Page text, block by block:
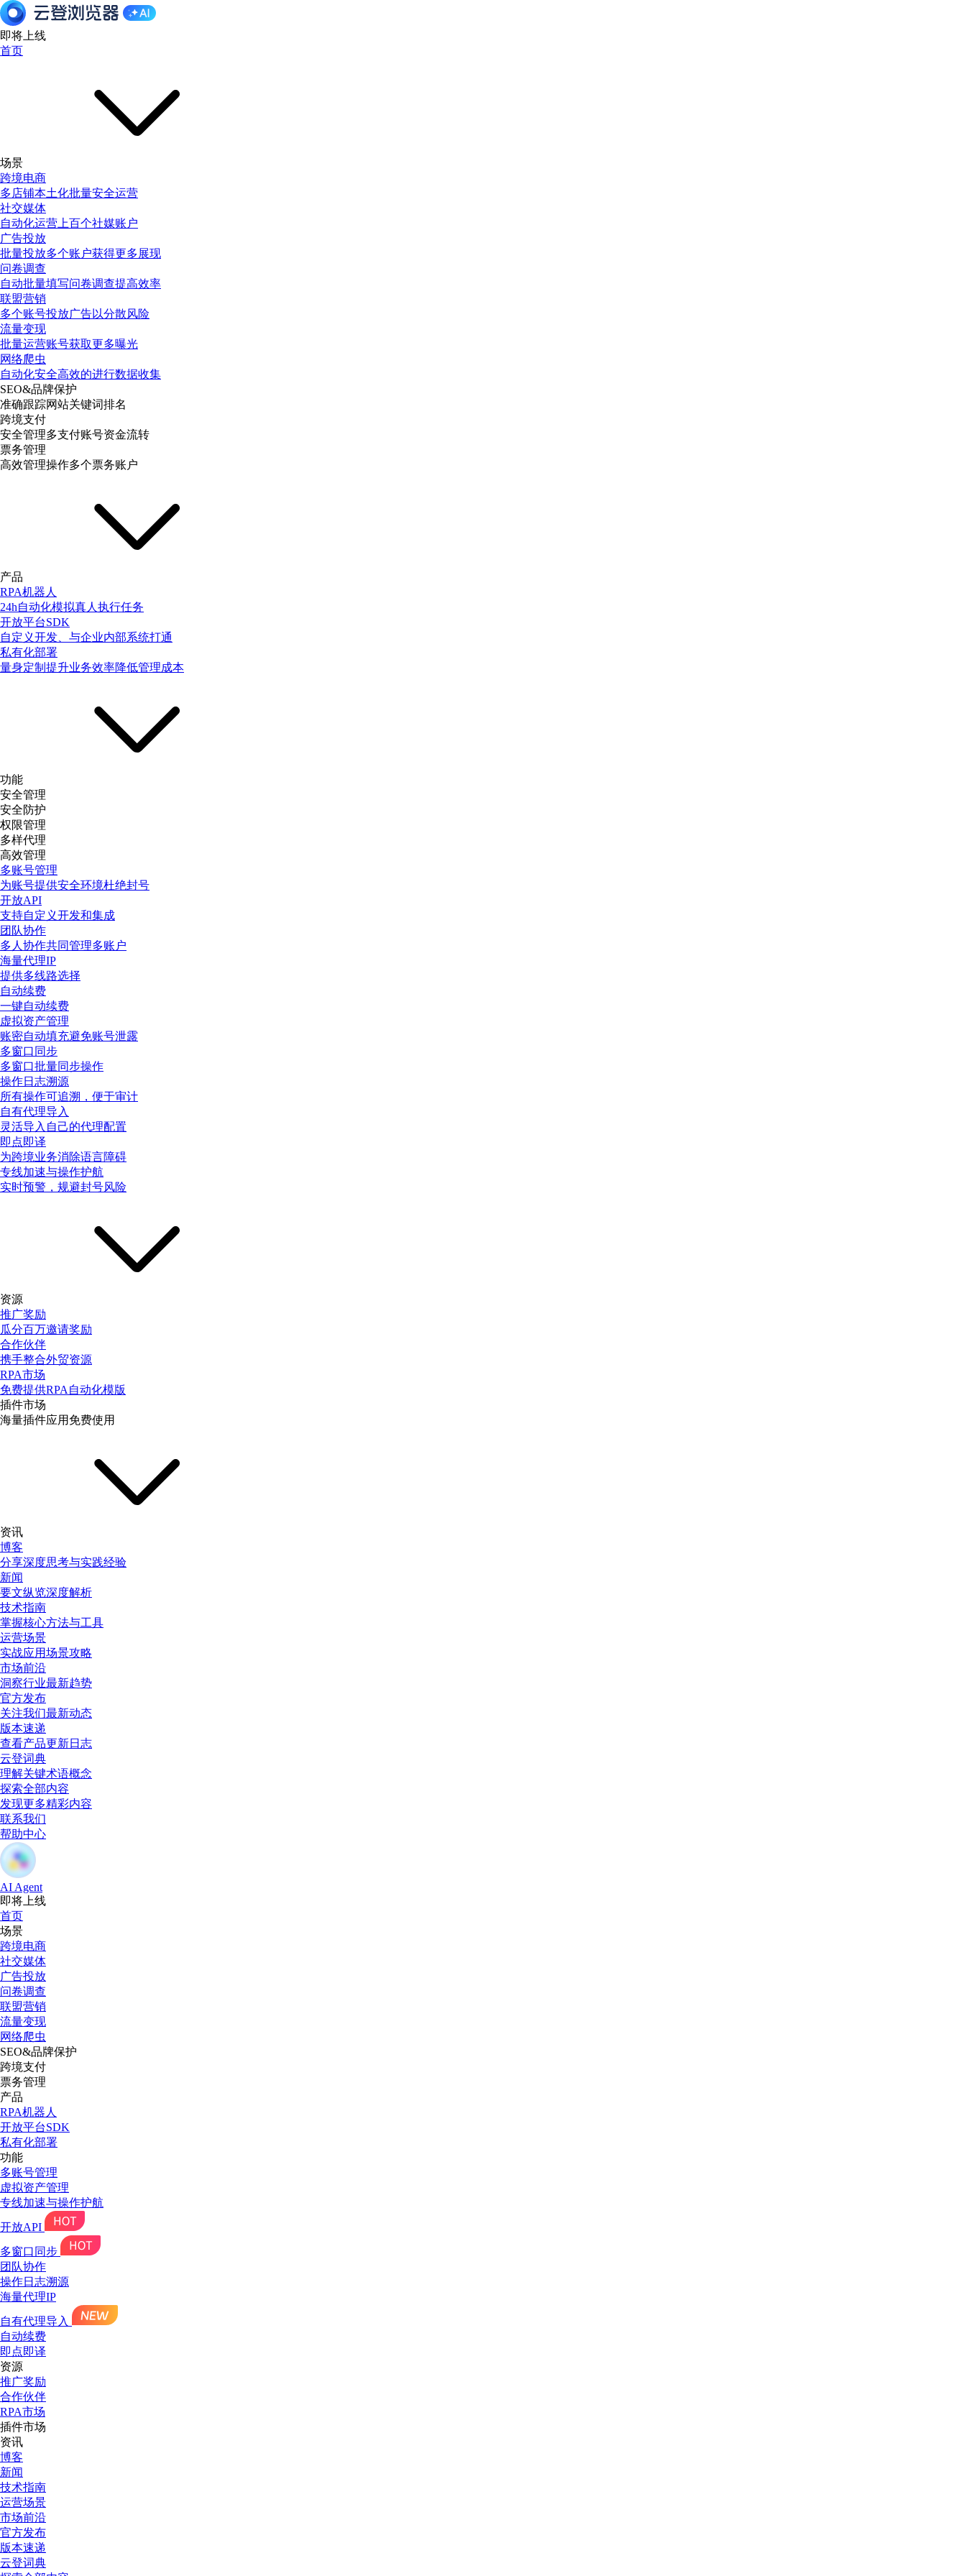
即将上线
首页
场景
跨境电商
多店铺本土化批量安全运营
社交媒体
自动化运营上百个社媒账户
广告投放
批量投放多个账户获得更多展现
问卷调查
自动批量填写问卷调查提高效率
联盟营销
多个账号投放广告以分散风险
流量变现
批量运营账号获取更多曝光
网络爬虫
自动化安全高效的进行数据收集
SEO&品牌保护
准确跟踪网站关键词排名
跨境支付
安全管理多支付账号资金流转
票务管理
高效管理操作多个票务账户
产品
RPA机器人
24h自动化模拟真人执行任务
开放平台SDK
自定义开发、与企业内部系统打通
私有化部署
量身定制提升业务效率降低管理成本
功能
安全管理
安全防护
权限管理
多样代理
高效管理
多账号管理
为账号提供安全环境杜绝封号
开放API
支持自定义开发和集成
团队协作
多人协作共同管理多账户
海量代理IP
提供多线路选择
自动续费
一键自动续费
虚拟资产管理
账密自动填充避免账号泄露
多窗口同步
多窗口批量同步操作
操作日志溯源
所有操作可追溯，便于审计
自有代理导入
灵活导入自己的代理配置
即点即译
为跨境业务消除语言障碍
专线加速与操作护航
实时预警，规避封号风险
资源
推广奖励
瓜分百万邀请奖励
合作伙伴
携手整合外贸资源
RPA市场
免费提供RPA自动化模版
插件市场
海量插件应用免费使用
资讯
博客
分享深度思考与实践经验
新闻
要文纵览深度解析
技术指南
掌握核心方法与工具
运营场景
实战应用场景攻略
市场前沿
洞察行业最新趋势
官方发布
关注我们最新动态
版本速递
查看产品更新日志
云登词典
理解关键术语概念
探索全部内容
发现更多精彩内容
联系我们
帮助中心
AI Agent
即将上线
首页
场景
跨境电商
社交媒体
广告投放
问卷调查
联盟营销
流量变现
网络爬虫
SEO&品牌保护
跨境支付
票务管理
产品
RPA机器人
开放平台SDK
私有化部署
功能
多账号管理
虚拟资产管理
专线加速与操作护航
开放API
多窗口同步
团队协作
操作日志溯源
海量代理IP
自有代理导入
自动续费
即点即译
资源
推广奖励
合作伙伴
RPA市场
插件市场
资讯
博客
新闻
技术指南
运营场景
市场前沿
官方发布
版本速递
云登词典